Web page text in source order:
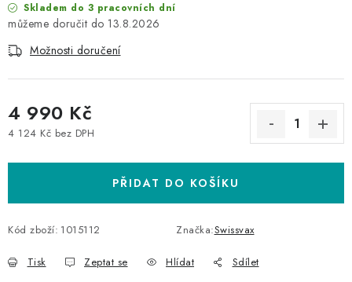
Skladem do 3 pracovních dní
13.8.2026
Možnosti doručení
4 990 Kč
4 124 Kč bez DPH
PŘIDAT DO KOŠÍKU
Kód zboží: 1015112 Značka:Swissvax
Tisk Zeptat se Hlídat Sdílet